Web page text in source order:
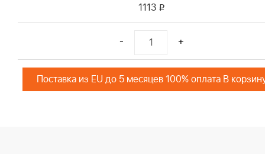
1113 i
- +
Поставка из EU до 5 месяцев 100% оплата В